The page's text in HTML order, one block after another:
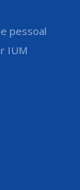
pessoal
IUM